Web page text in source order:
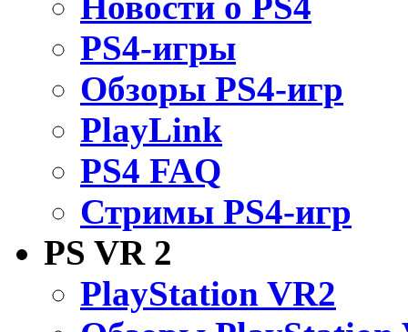
PS4-игры
Обзоры PS4-игр
PlayLink
PS4 FAQ
Стримы PS4-игр
PS VR 2
PlayStation VR2